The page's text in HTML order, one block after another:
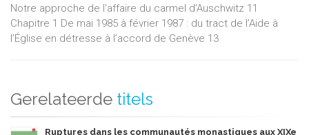
Notre approche de l'affaire du carmel d’Auschwitz 11
Chapitre 1 De mai 1985 à février 1987 : du tract de l’Aide à
l’Église en détresse à l’accord de Genève 13
Gerelateerde titels
Ruptures dans les communautés monastiques aux XIXe